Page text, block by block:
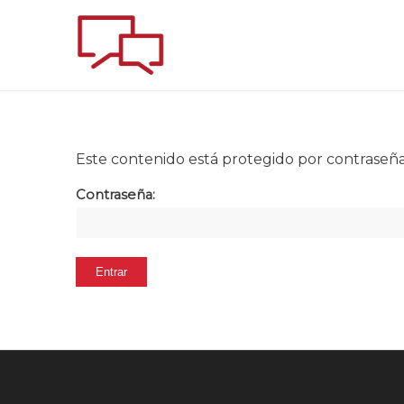
Este contenido está protegido por
Contraseña: